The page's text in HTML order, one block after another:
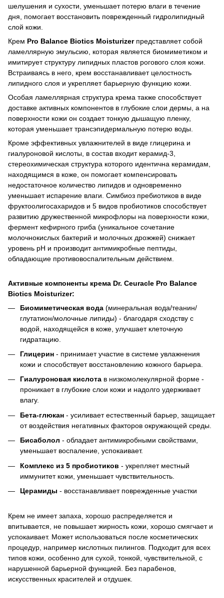
шелушения и сухости, уменьшает потерю влаги в течение
дня, помогает восстановить поврежденный гидролипидный
слой кожи.
Крем Pro Balance Biotics Moisturizerпредставляет собой
ламеллярную эмульсию, которая является биомиметиком и
имитирует структуру липидных пластов рогового слоя кожи.
Встраиваясь в него, крем восстанавливает целостность
липидного слоя и укрепляет барьерную функцию кожи.
Особая ламеллярная структура крема также способствует
доставке активных компонентов в глубокие слои дермы, а на
поверхности кожи он создает тонкую дышащую пленку,
которая уменьшает трансэпидермальную потерю воды.
Кроме эффективных увлажнителей в виде глицерина и
гиалуроновой кислоты, в состав входит керамид-3,
стереохимическая структура которого идентична керамидам,
находящимся в коже, он помогает компенсировать
недостаточное количество липидов и одновременно
уменьшает испарение влаги. Симбиоз пребиотиков в виде
фруктоолигосахаридов и 5 видов пробиотиков способствует
развитию дружественной микрофлоры на поверхности кожи,
фермент кефирного гриба (уникальное сочетание
молочнокислых бактерий и молочных дрожжей) снижает
уровень pH и производит антимикробные пептиды,
обладающие противовоспалительным действием.
Активные компоненты крема Dr. Ceuracle Pro Balance
Biotics Moisturizer:
Биомиметическая вода (минеральная вода/теанин/
глутатион/молочные липиды) - благодаря сходству с
водой, находящейся в коже, улучшает клеточную
гидратацию.
Глицерин - принимает участие в системе увлажнения
кожи и способствует восстановлению кожного барьера.
Гиалуроновая кислота в низкомолекулярной форме -
проникает в глубокие слои кожи и надолго удерживает
влагу.
Бета-глюкан - усиливает естественный барьер, защищает
от воздействия негативных факторов окружающей среды.
Бисаболол - обладает антимикробными свойствами,
уменьшает воспаление, успокаивает.
Комплекс из 5 пробиотиков - укрепляет местный
иммунитет кожи, уменьшает чувствительность.
Церамиды - восстанавливает поврежденные участки
Крем не имеет запаха, хорошо распределяется и
впитывается, не повышает жирность кожи, хорошо смягчает и
успокаивает. Может использоваться после косметических
процедур, например кислотных пилингов. Подходит для всех
типов кожи, особенно для сухой, тонкой, чувствительной, с
нарушенной барьерной функцией. Без парабенов,
искусственных красителей и отдушек.